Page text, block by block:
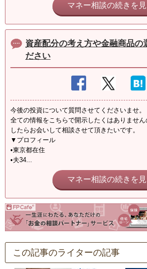
マネー相談の続きを
資産配分の考え方や金融商品の
ださい
今後の投資について質問させてくださいませ。
全ての情報をこちらで開示したくはありませ
したらお会いして相談させて頂きたいです。
▼プロフィール
•東京都在住
•夫34...
マネー相談の続きを
この記事のライターの記事